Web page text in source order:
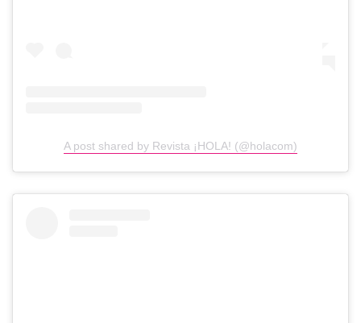
A post shared by Revista ¡HOLA! (@holacom)